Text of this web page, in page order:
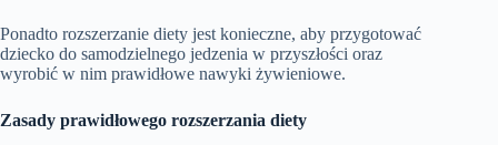
Ponadto rozszerzanie diety jest konieczne, aby przygotować
dziecko do samodzielnego jedzenia w przyszłości oraz
wyrobić w nim prawidłowe nawyki żywieniowe.
Zasady prawidłowego rozszerzania diety